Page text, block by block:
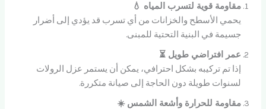
مقاومة قوية لتسرب المياه 💧
يحمي الأسطح والخزانات من أي تسرب قد يؤدي إلى أضرار
جسيمة في البنية التحتية للمبنى.
عمر افتراضي طويل ⏳
إذا تم تركيبه بشكل احترافي، يمكن أن يستمر عزل الرولات
لسنوات طويلة دون الحاجة إلى صيانة متكررة.
مقاومة للحرارة وأشعة الشمس ☀️